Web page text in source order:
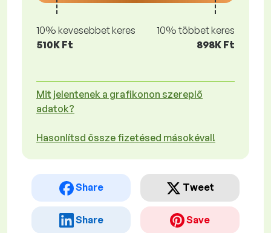
10% kevesebbet keres
510K Ft
10% többet keres
898K Ft
Mit jelentenek a grafikonon szereplő
adatok?
Hasonlítsd össze fizetésed másokéval!
Share Tweet
Share Save